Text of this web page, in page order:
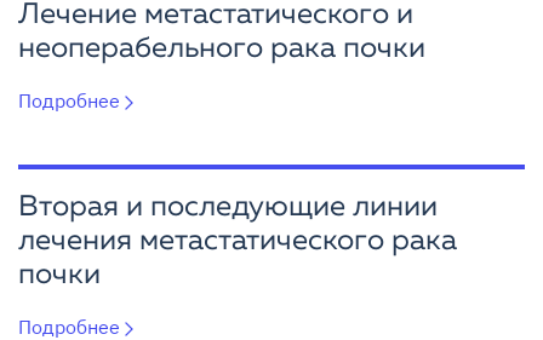
Лечение метастатического и
неоперабельного рака почки
Подробнее
Вторая и последующие линии
лечения метастатического рака
почки
Подробнее